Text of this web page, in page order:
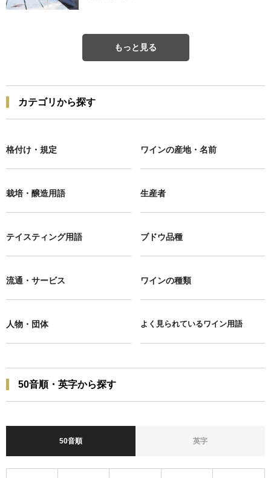
もっと見る
カテゴリから探す
格付け・規定 ワインの産地・名前
栽培・醸造用語 生産者
テイスティング用語 ブドウ品種
流通・サービス ワインの種類
人物・団体 よく見られているワイン用語
50音順・英字から探す
50音順 英字